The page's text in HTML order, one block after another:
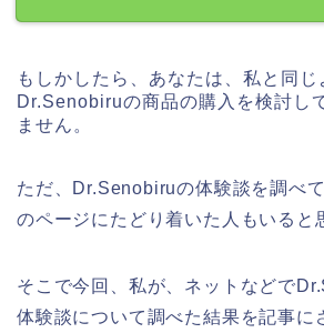
もしかしたら、あなたは、私と同じ
Dr.Senobiruの商品の購入を検討し
ません。
ただ、Dr.Senobiruの体験談を調べ
のページにたどり着いた人もいると
そこで今回、私が、ネットなどで
体験談について調べた結果を記事に